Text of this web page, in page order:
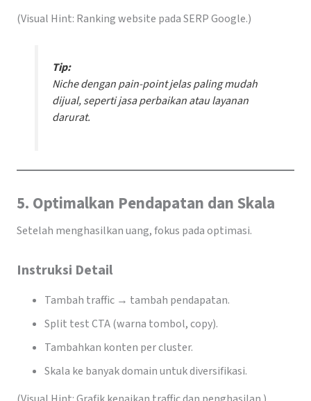
(Visual Hint: Ranking website pada SERP Google.)
Tip:
Niche denganpain-point jelaspaling mudah
dijual, seperti jasa perbaikan atau layanan
darurat.
5. Optimalkan Pendapatan dan Skala
Setelah menghasilkan uang, fokus pada optimasi.
Instruksi Detail
Tambah traffic → tambah pendapatan.
Split test CTA (warna tombol, copy).
Tambahkan konten per cluster.
Skala ke banyak domain untuk diversifikasi.